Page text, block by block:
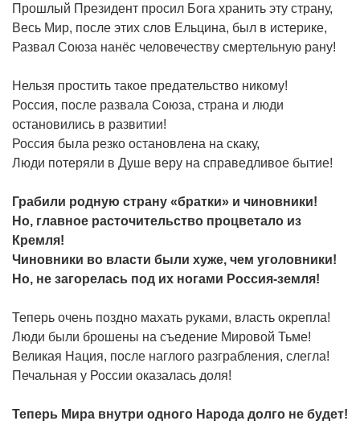
Прошлый Президент просил Бога хранить эту страну,
Весь Мир, после этих слов Ельцина, был в истерике,
Развал Союза нанёс человечеству смертельную рану!
Нельзя простить такое предательство никому!
Россия, после развала Союза, страна и люди
остановились в развитии!
Россия была резко остановлена на скаку,
Люди потеряли в Душе веру на справедливое бытие!
Грабили родную страну «братки» и чиновники!
Но, главное расточительство процветало из
Кремля!
Чиновники во власти были хуже, чем уголовники!
Но, не загорелась под их ногами Россия-земля!
Теперь очень поздно махать руками, власть окрепла!
Люди были брошены на съедение Мировой Тьме!
Великая Нация, после наглого разграбления, слегла!
Печальная у России оказалась доля!
Теперь Мира внутри одного Народа долго не будет!